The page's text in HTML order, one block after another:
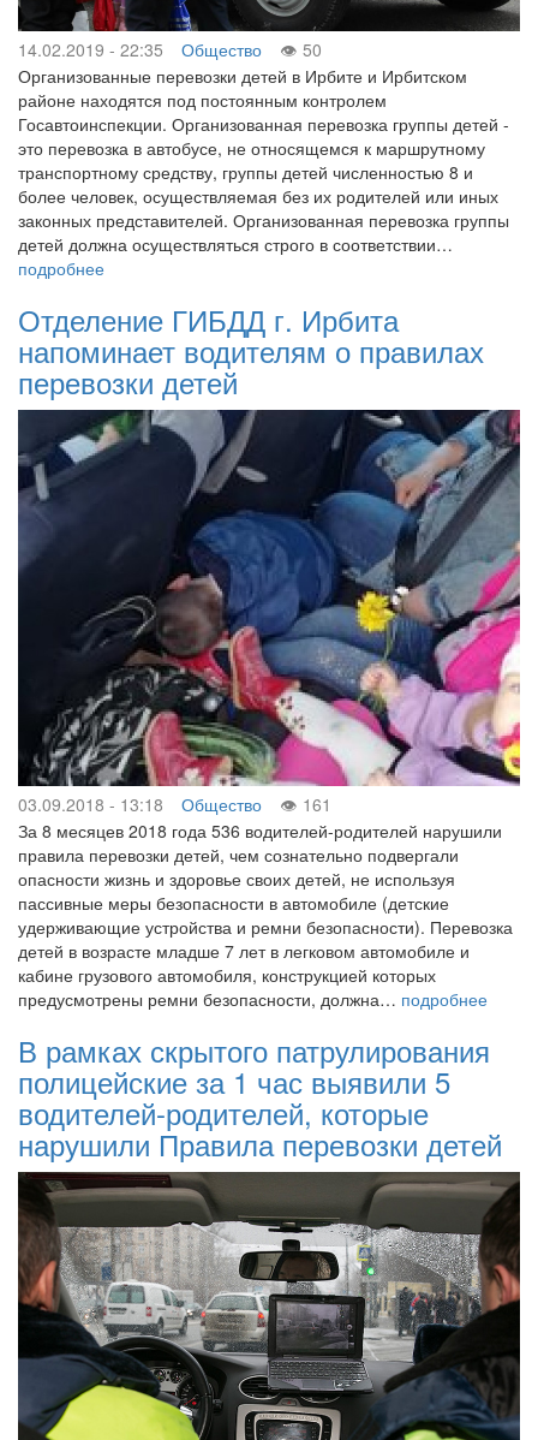
14.02.2019 - 22:35 Общество
50
Организованные перевозки детей в Ирбите и Ирбитском
районе находятся под постоянным контролем
Госавтоинспекции. Организованная перевозка группы детей -
это перевозка в автобусе, не относящемся к маршрутному
транспортному средству, группы детей численностью 8 и
более человек, осуществляемая без их родителей или иных
законных представителей. Организованная перевозка группы
детей должна осуществляться строго в соответствии…
подробнее
Отделение ГИБДД г. Ирбита
напоминает водителям о правилах
перевозки детей
03.09.2018 - 13:18 Общество
161
За 8 месяцев 2018 года 536 водителей-родителей нарушили
правила перевозки детей, чем сознательно подвергали
опасности жизнь и здоровье своих детей, не используя
пассивные меры безопасности в автомобиле (детские
удерживающие устройства и ремни безопасности). Перевозка
детей в возрасте младше 7 лет в легковом автомобиле и
кабине грузового автомобиля, конструкцией которых
предусмотрены ремни безопасности, должна… подробнее
В рамках скрытого патрулирования
полицейские за 1 час выявили 5
водителей-родителей, которые
нарушили Правила перевозки детей